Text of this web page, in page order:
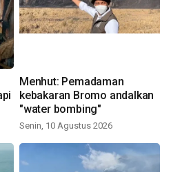
Menhut: Pemadaman
kebakaran Bromo andalkan
"water bombing"
Senin, 10 Agustus 2026